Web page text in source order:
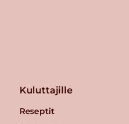
Kuluttajille
Reseptit